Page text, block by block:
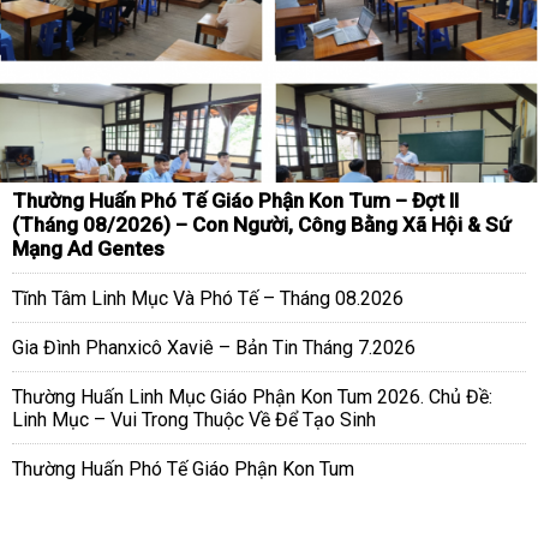
Thường Huấn Phó Tế Giáo Phận Kon Tum – Đợt II
(Tháng 08/2026) – Con Người, Công Bằng Xã Hội & Sứ
Mạng Ad Gentes
Tĩnh Tâm Linh Mục Và Phó Tế – Tháng 08.2026
Gia Đình Phanxicô Xaviê – Bản Tin Tháng 7.2026
Thường Huấn Linh Mục Giáo Phận Kon Tum 2026. Chủ Đề:
Linh Mục – Vui Trong Thuộc Về Để Tạo Sinh
Thường Huấn Phó Tế Giáo Phận Kon Tum